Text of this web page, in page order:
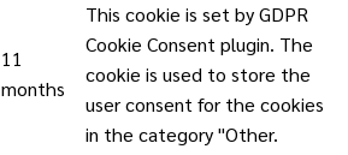
11
months
This cookie is set by GDPR
Cookie Consent plugin. The
cookie is used to store the
user consent for the cookies
in the category "Other.